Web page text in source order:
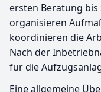
ersten Beratung
organisieren
koordinieren die
Nach der
für die
Eine allgemeine